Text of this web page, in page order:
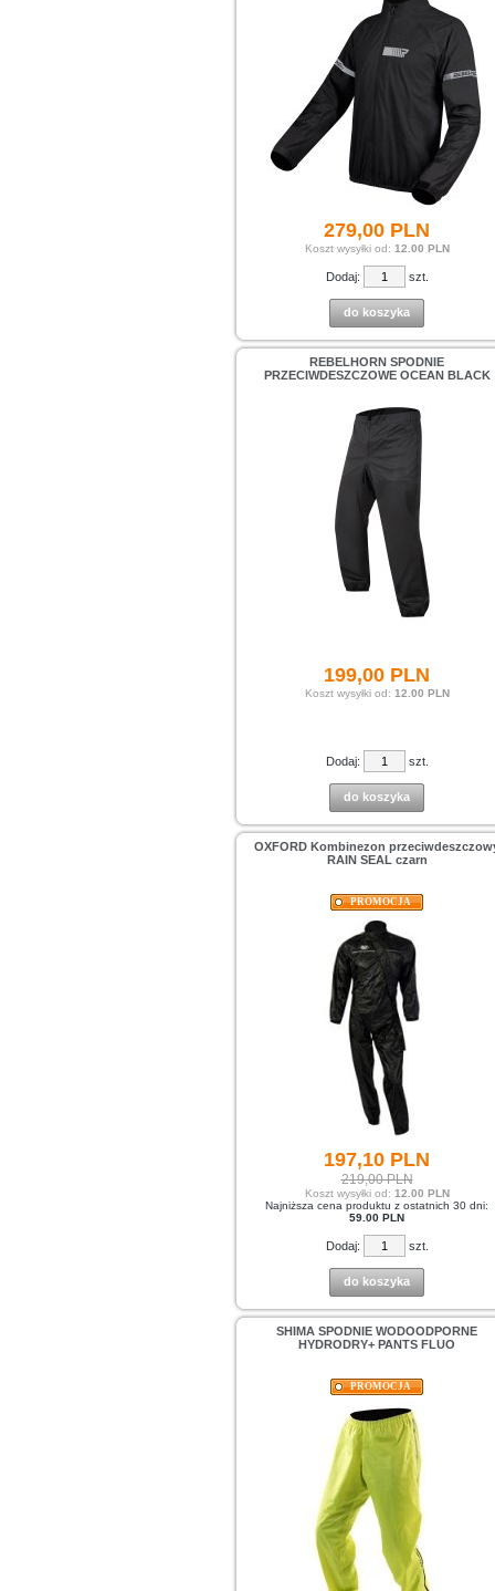
279,00 PLN
Koszt wysyłki od: 12.00 PLN
Dodaj: szt.
do koszyka
REBELHORN SPODNIE
PRZECIWDESZCZOWE OCEAN BLACK
199,00 PLN
Koszt wysyłki od: 12.00 PLN
Dodaj: szt.
do koszyka
OXFORD Kombinezon
RAIN SEAL czarn
PROMOCJA
197,10 PLN
219,00 PLN
Koszt wysyłki od: 12.00 PLN
Najniższa cena produktu z ostatnich 30 dni:
59.00 PLN
Dodaj: szt.
do koszyka
SHIMA SPODNIE WODOODPORNE
HYDRODRY+ PANTS FLUO
PROMOCJA